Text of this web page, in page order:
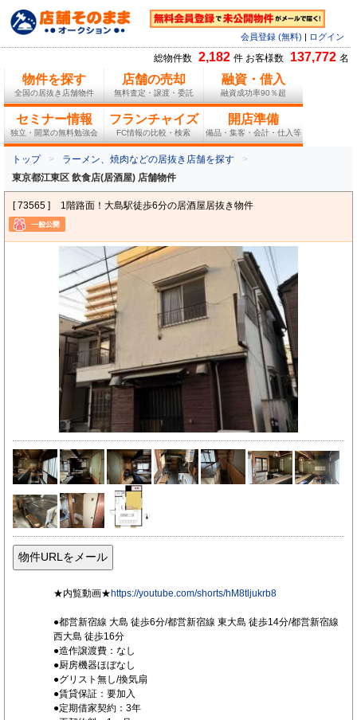
会員登録 (無料) ログイン
総物件数 2,182 件 お客様数 137,772 名
物件を探す
全国の居抜き店舗物件
店舗の売却
無料査定・譲渡・委託
融資・借入
融資成功率90％超
セミナー情報
独立・開業の無料勉強会
フランチャイズ
FC情報の比較・検索
開店準備
備品・集客・会計・仕入等
トップ
ラーメン、焼肉などの居抜き店舗を探す
東京都江東区 飲食店(居酒屋) 店舗物件
[ 73565 ] 1階路面！大島駅徒歩6分の居酒屋居抜き物件
★内覧動画★https://youtube.com/shorts/hM8tljukrb8
●都営新宿線 大島 徒歩6分/都営新宿線 東大島 徒歩14分/都営新宿線
西大島 徒歩16分
●造作譲渡費：なし
●厨房機器ほぼなし
●グリスト無し/換気扇
●賃貸保証：要加入
●定期借家契約：3年